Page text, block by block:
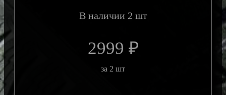
В наличии 2 шт
2999 ₽
за 2 шт